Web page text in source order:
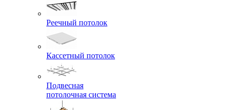
Реечный потолок
Кассетный потолок
Подвесная
потолочная система